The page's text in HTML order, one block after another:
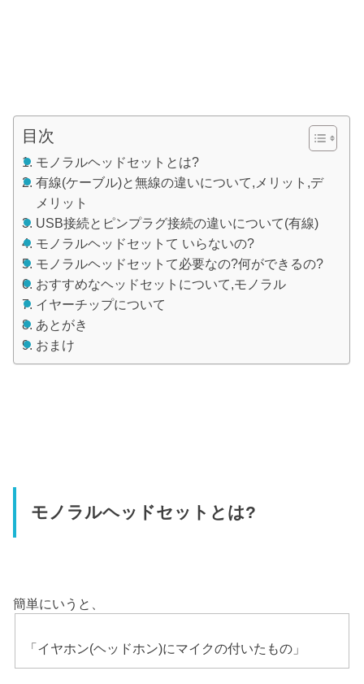
目次
モノラルヘッドセットとは?
有線(ケーブル)と無線の違いについて,メリット,デ
メリット
USB接続とピンプラグ接続の違いについて(有線)
モノラルヘッドセットて いらないの?
モノラルヘッドセットて必要なの?何ができるの?
おすすめなヘッドセットについて,モノラル
イヤーチップについて
あとがき
おまけ
モノラルヘッドセットとは?
簡単にいうと、
「イヤホン(ヘッドホン)にマイクの付いたもの」